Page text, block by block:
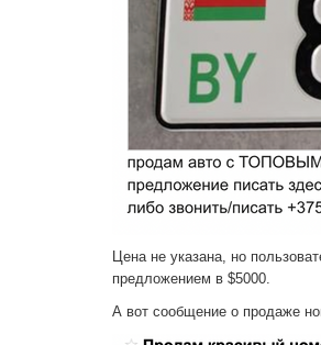
Цена не указана, но
предложением в $5000.
А вот сообщение о продаже